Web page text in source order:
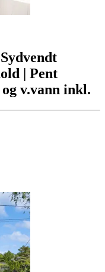
| Pent
v.vann inkl.